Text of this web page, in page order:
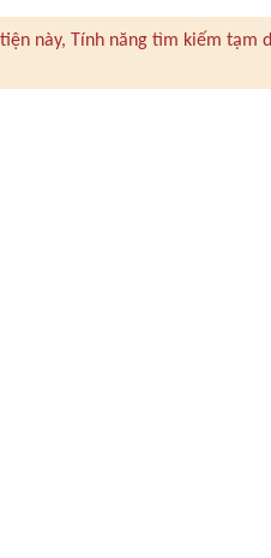
này, Tính năng tìm kiếm